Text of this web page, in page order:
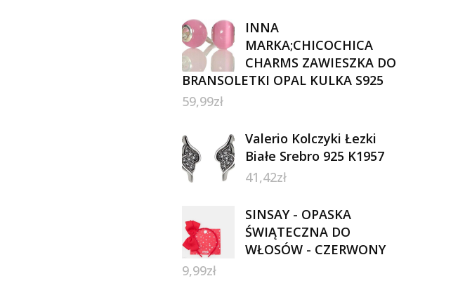
INNA
MARKA;CHICOCHICA
CHARMS ZAWIESZKA DO
BRANSOLETKI OPAL KULKA S925
59,99zł
Valerio Kolczyki Łezki
Białe Srebro 925 K1957
41,42zł
SINSAY - OPASKA
ŚWIĄTECZNA DO
WŁOSÓW - CZERWONY
9,99zł